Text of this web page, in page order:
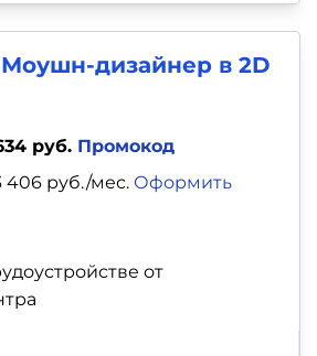
дизайнер в 2D
руб. Промокод
406 руб./мес. Оформить
от